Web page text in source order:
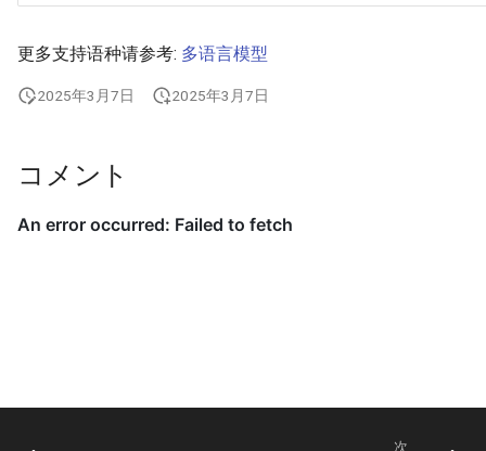
更多支持语种请参考: 多语言模型
2025年3月7日 2025年3月7日
コメント
次